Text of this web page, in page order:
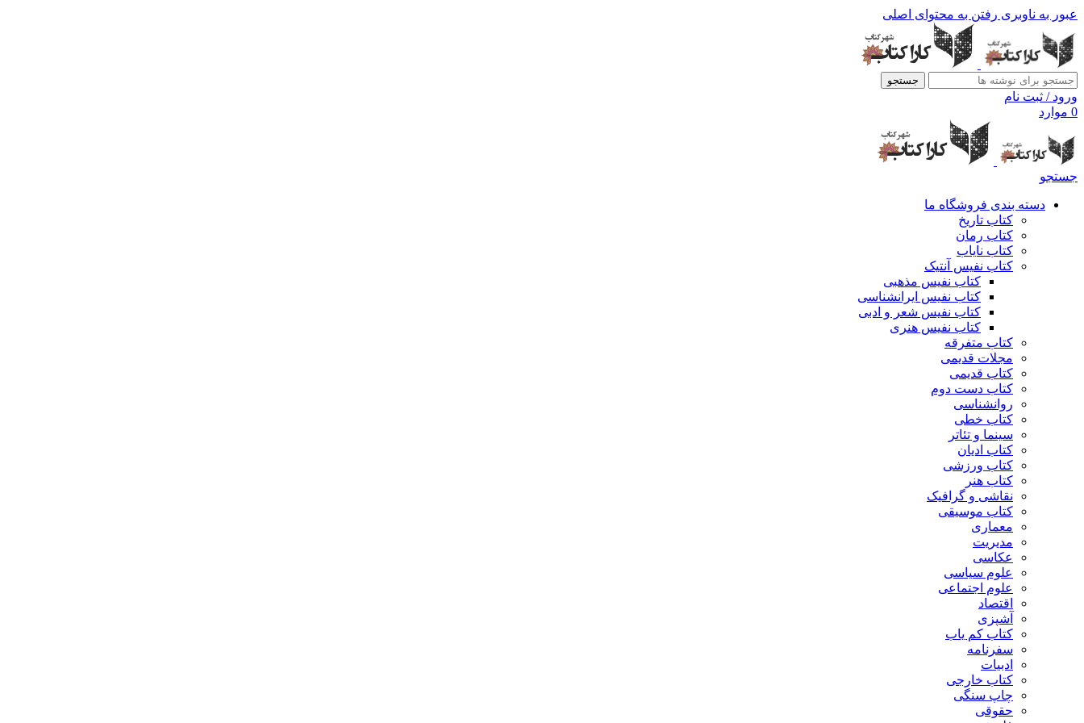
عبور به ناوبری رفتن به محتوای اصلی
جستجو
ورود / ثبت نام
0 موارد
جستجو
دسته بندی فروشگاه ما
کتاب تاریخ
کتاب رمان
کتاب نایاب
کتاب نفیس آنتیک
کتاب نفیس مذهبی
کتاب نفیس ایرانشناسی
کتاب نفیس شعر و ادبی
کتاب نفیس هنری
کتاب متفرقه
مجلات قدیمی
کتاب قدیمی
کتاب دست دوم
روانشناسی
کتاب خطی
سینما و تئاتر
کتاب ادیان
کتاب ورزشی
کتاب هنر
نقاشی و گرافیک
کتاب موسیقی
معماری
مدیریت
عکاسی
علوم سیاسی
علوم اجتماعی
اقتصاد
آشپزی
کتاب کم یاب
سفرنامه
ادبیات
کتاب خارجی
چاپ سنگی
حقوقی